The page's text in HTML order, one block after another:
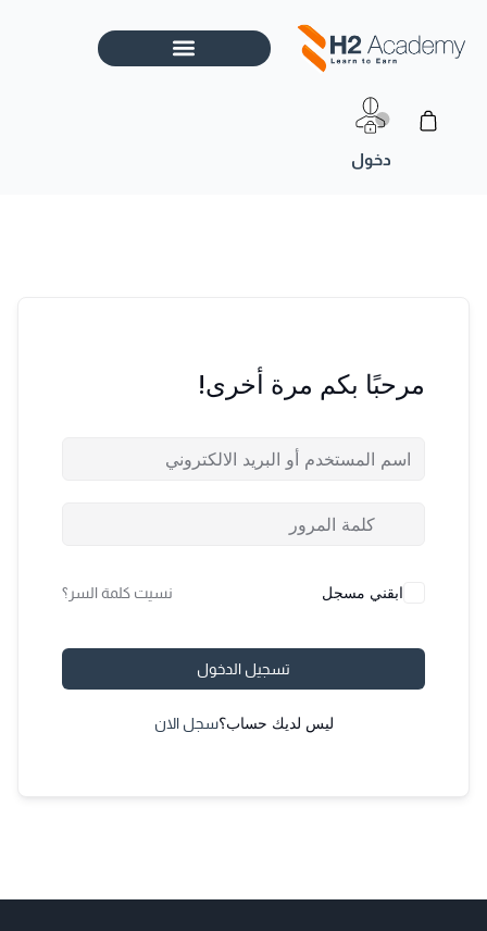
المحتوى
Cart
مرحبًا بكم مرة أخرى!
ابقني مسجل نسيت كلمة السر؟
تسجيل الدخول
ليس لديك حساب؟سجل الان